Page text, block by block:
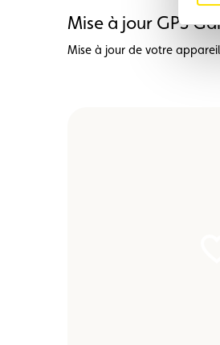
Mise à jour GPS
Mise à jour de votre appareil